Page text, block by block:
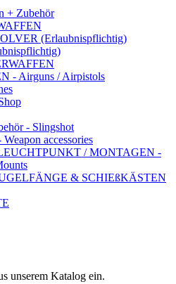
+ Zubehör
(Erlaubnispflichtig)
- Airguns / Airpistols
- Slingshot
accessories
/ MONTAGEN -
& SCHIEßKÄSTEN
unserem Katalog ein.